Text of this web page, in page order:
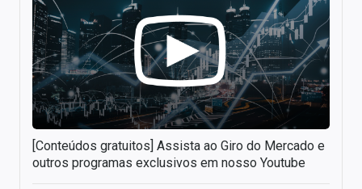
[Conteúdos gratuitos] Assista ao Giro do Mercado e
outros programas exclusivos em nosso Youtube